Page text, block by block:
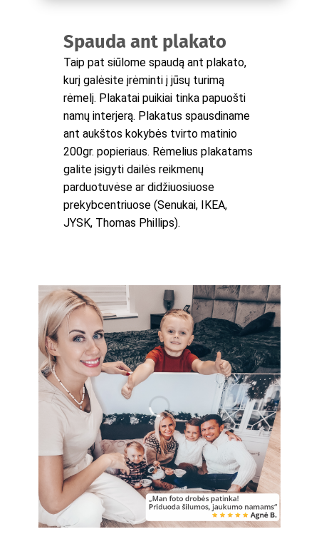
Spauda ant plakato
Taip pat siūlome spaudą ant plakato,
kurį galėsite įrėminti į jūsų turimą
rėmelį. Plakatai puikiai tinka papuošti
namų interjerą. Plakatus spausdiname
ant aukštos kokybės tvirto matinio
200gr. popieriaus. Rėmelius plakatams
galite įsigyti dailės reikmenų
parduotuvėse ar didžiuosiuose
prekybcentriuose (Senukai, IKEA,
JYSK, Thomas Phillips).